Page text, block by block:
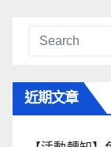
近期文章